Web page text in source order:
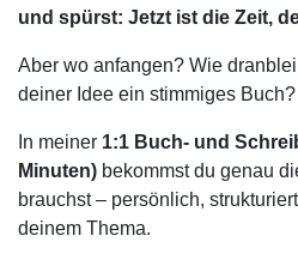
und spürst: Jetzt ist die Zeit,
Aber wo anfangen? Wie
deiner Idee ein stimmiges Buch?
In meiner 1:1 Buch- und
Minuten) bekommst du genau
brauchst – persönlich,
deinem Thema.